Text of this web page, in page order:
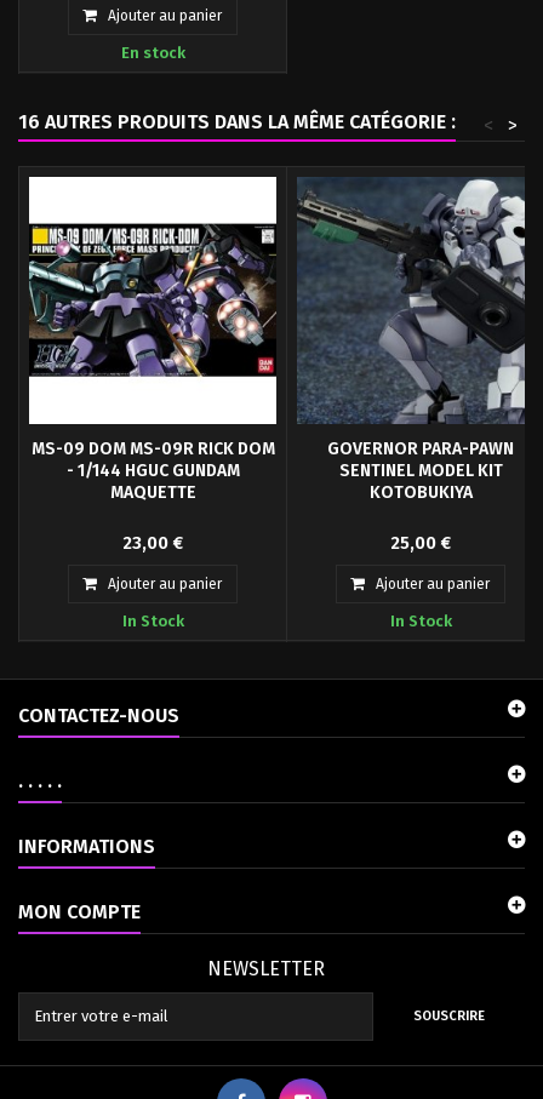
détails, y compris les rivets et les
ouvrir et fermer la trappe de bord.
Produit portant le logo officiel
Ajouter au panier
En stock
16 AUTRES PRODUITS DANS LA MÊME CATÉGORIE : >
<
MS-09 DOM MS-09R RICK DOM
- 1/144 HGUC GUNDAM
MAQUETTE
Pour ceux d'entre vous qui savent
faire la différence, ce kit vous
permet de...
23,00 €
Ajouter au panier
In Stock
GOVERNOR PARA-PAWN
SENTINEL MODEL KIT
KOTOBUKIYA
KOTOBUKIYA vous propose cette
maquette à monter
du Governor para pawn sentinel.
25,00 €
Ajouter au panier
In Stock
CONTACTEZ-NOUS
. . . . .
INFORMATIONS
MON COMPTE
NEWSLETTER
SOUSCRIRE